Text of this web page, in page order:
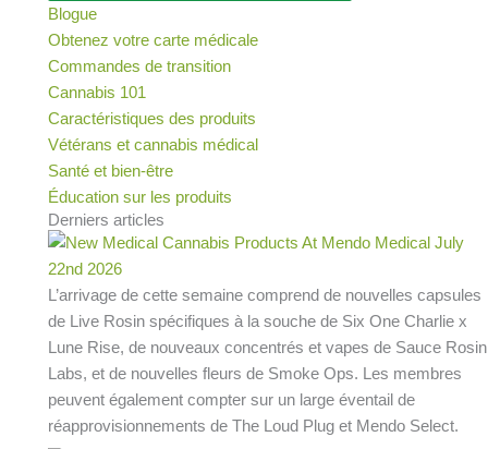
Blogue
Obtenez votre carte médicale
Commandes de transition
Cannabis 101
Caractéristiques des produits
Vétérans et cannabis médical
Santé et bien-être
Éducation sur les produits
Derniers articles
L’arrivage de cette semaine comprend de nouvelles capsules
de Live Rosin spécifiques à la souche de Six One Charlie x
Lune Rise, de nouveaux concentrés et vapes de Sauce Rosin
Labs, et de nouvelles fleurs de Smoke Ops. Les membres
peuvent également compter sur un large éventail de
réapprovisionnements de The Loud Plug et Mendo Select.